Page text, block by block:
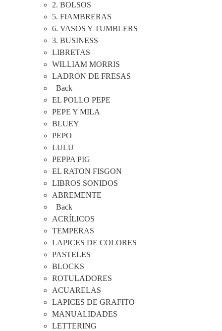
2. BOLSOS
5. FIAMBRERAS
6. VASOS Y TUMBLERS
3. BUSINESS
LIBRETAS
WILLIAM MORRIS
LADRON DE FRESAS
Back
EL POLLO PEPE
PEPE Y MILA
BLUEY
PEPO
LULU
PEPPA PIG
EL RATON FISGON
LIBROS SONIDOS
ABREMENTE
Back
ACRÍLICOS
TEMPERAS
LAPICES DE COLORES
PASTELES
BLOCKS
ROTULADORES
ACUARELAS
LAPICES DE GRAFITO
MANUALIDADES
LETTERING